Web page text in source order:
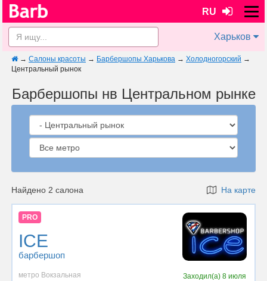
RU
Харьков
→ Салоны красоты → Барбершопы Харькова → Холодногорский →
Центральный рынок
Барбершопы нв Центральном рынке
Найдено 2 салона На карте
PRO
ICE
барбершоп
метро Вокзальная Заходил(а)8 июля